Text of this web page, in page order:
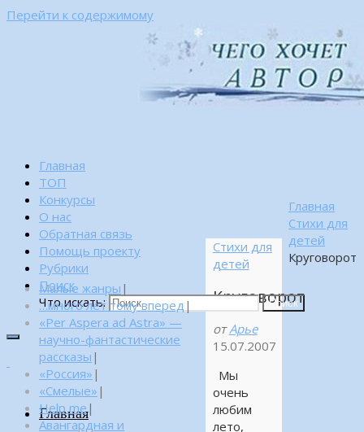
Перейти к содержимому
Главная
ТОП
Конкурсы
О нас
Обратная связь
Помощь проекту
Рубрики
Поиск
Что искать:
Поиск
Главная
Главная
Стихи для
детей
Круговорот
Стихи для
детей
Круговорот
от Арье
15.07.2007
Мы
очень
любим
лето,
Малые жанры |
…много лет тому вперед |
«Per Aspera ad Astra» —
научно-фантастические
рассказы |
«Россия» |
«Смелые» |
Help me|
Авангардная и